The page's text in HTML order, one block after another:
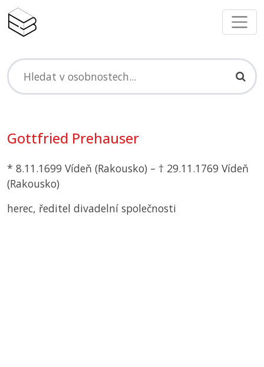
Gottfried Prehauser
* 8.11.1699 Vídeň (Rakousko) – † 29.11.1769 Vídeň
(Rakousko)
herec, ředitel divadelní společnosti